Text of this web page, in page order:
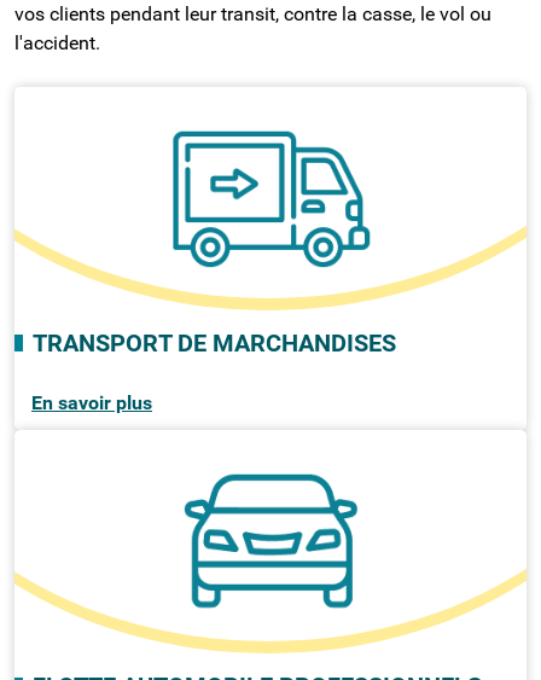
vos clients pendant leur transit, contre la casse, le vol ou
l'accident.
TRANSPORT DE MARCHANDISES
En savoir plus